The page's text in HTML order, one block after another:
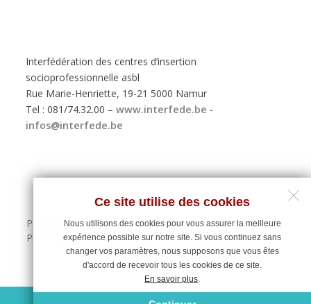
Ce site utilise des cookies
Nous utilisons des cookies pour vous assurer la meilleure
expérience possible sur notre site. Si vous continuez sans
changer vos paramètres, nous supposons que vous êtes
d'accord de recevoir tous les cookies de ce site.
En savoir plus.
Interfédération des centres d’insertion
socioprofessionnelle asbl
Rue Marie-Henriette, 19-21 5000 Namur
Tel : 081/74.32.00 –www.interfede.be -
infos@interfede.be
Politique de protection des données personnelles
Plan du site